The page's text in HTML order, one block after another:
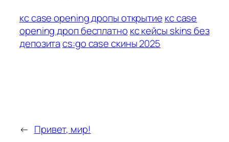
кс case opening дропы открытие кс case
opening дроп бесплатно кс кейсы skins без
депозитаcs:go case скины 2025
← Привет, мир!